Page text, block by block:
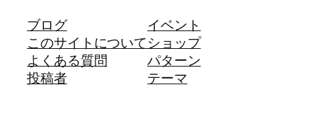
ブログ
このサイトについて
よくある質問
投稿者
イベント
ショップ
パターン
テーマ